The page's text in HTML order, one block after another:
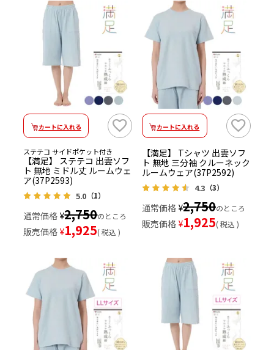
カートに入れる
ステテコ サイドポケット付き
【満足】 ステテコ 出雲ソフ
ト 無地 ミドル丈 ルームウェ
ア(37P2593)
5.0 （1）
通常価格 ¥2,750のところ
販売価格 ¥1,925 税込
カートに入れる
【満足】 Tシャツ 出雲ソフ
ト 無地 三分袖 クルーネック
ルームウェア(37P2592)
4.3 （3）
通常価格 ¥2,750のところ
販売価格 ¥1,925 税込